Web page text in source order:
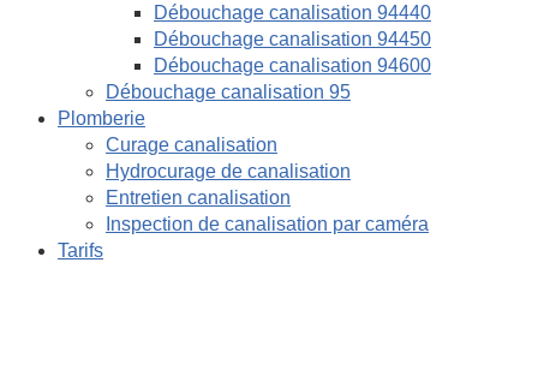
Débouchage canalisation 94440
Débouchage canalisation 94450
Débouchage canalisation 94600
Débouchage canalisation 95
Plomberie
Curage canalisation
Hydrocurage de canalisation
Entretien canalisation
Inspection de canalisation par caméra
Tarifs